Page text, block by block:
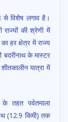
से विशेष लगाव है।
की श्रेणी में
हर क्षेत्र में राज्य
बदरीनाथ के मास्टर
यात्रा में
तहत पर्वतमाला
(12.9 किमी) तक